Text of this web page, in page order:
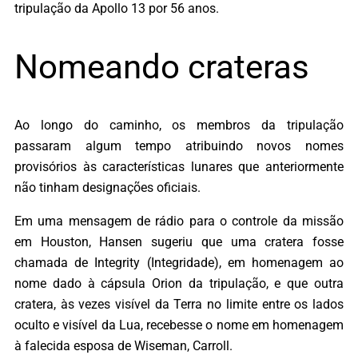
tripulação da Apollo 13 por 56 anos.
Nomeando crateras
Ao longo do caminho, os membros da tripulação
passaram algum tempo atribuindo novos nomes
provisórios às características lunares que anteriormente
não tinham designações oficiais.
Em uma mensagem de rádio para o controle da missão
em Houston, Hansen sugeriu que uma cratera fosse
chamada de Integrity (Integridade), em homenagem ao
nome dado à cápsula Orion da tripulação, e que outra
cratera, às vezes visível da Terra no limite entre os lados
oculto e visível da Lua, recebesse o nome em homenagem
à falecida esposa de Wiseman, Carroll.